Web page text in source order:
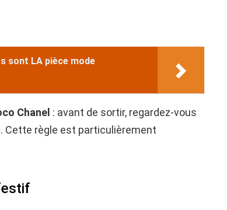
sont LA pièce mode
Chanel : avant de sortir, regardez-vous
Cette règle est particulièrement